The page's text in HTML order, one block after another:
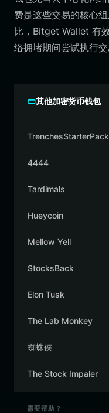
费是这些交易的核心
比，Bitget Wallet 有
络拥堵期间尝试执行交
其他加密货币钱包
TrenchesStarterPack
4444
Tardimals
Hueycoin
Mellow Yell
StocksBack
Elon Tusk
The Lab Monkey
蜘蛛侠
The Stock Impaler
需要帮助？